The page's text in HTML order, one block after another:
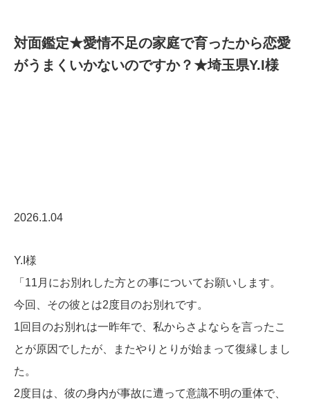
​対面鑑定★愛情不足の家庭で育ったから恋愛
がうまくいかないのですか？★埼玉県Y.I様
2026.1.04
Y.I様
「11月にお別れした方との事についてお願いします。
今回、その彼とは2度目のお別れです。
1回目のお別れは一昨年で、私からさよならを言ったこ
とが原因でしたが、またやりとりが始まって復縁しまし
た。
2度目は、彼の身内が事故に遭って意識不明の重体で、